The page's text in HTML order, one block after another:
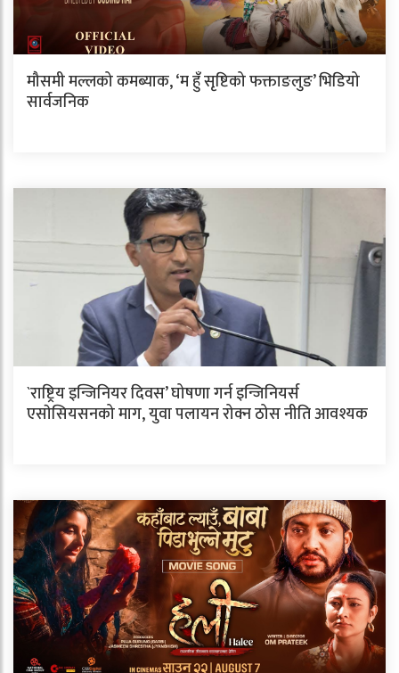
मौसमी मल्लको कमब्याक, ‘म हुँ सृष्टिको फक्ताङलुङ’ भिडियो
सार्वजनिक
`राष्ट्रिय इन्जिनियर दिवस’ घोषणा गर्न इन्जिनियर्स
एसाेसियसनको माग, युवा पलायन रोक्न ठोस नीति आवश्यक